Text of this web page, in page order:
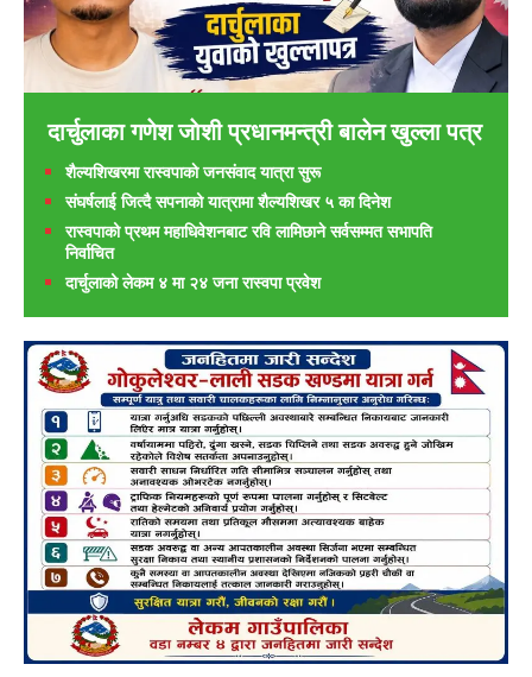
दार्चुलाका गणेश जाेशी प्रधानमन्त्री बालेन खुल्ला पत्र
शैल्यशिखरमा रास्वपाकाे जनसंवाद यात्रा सुरू
संघर्षलाई जित्दै सपनाको यात्रामा शैल्यशिखर ५ का दिनेश
रास्वपाको प्रथम महाधिवेशनबाट रवि लामिछाने सर्वसम्मत सभापति
निर्वाचित
दार्चुलाको लेकम ४ मा २४ जना रास्वपा प्रवेश